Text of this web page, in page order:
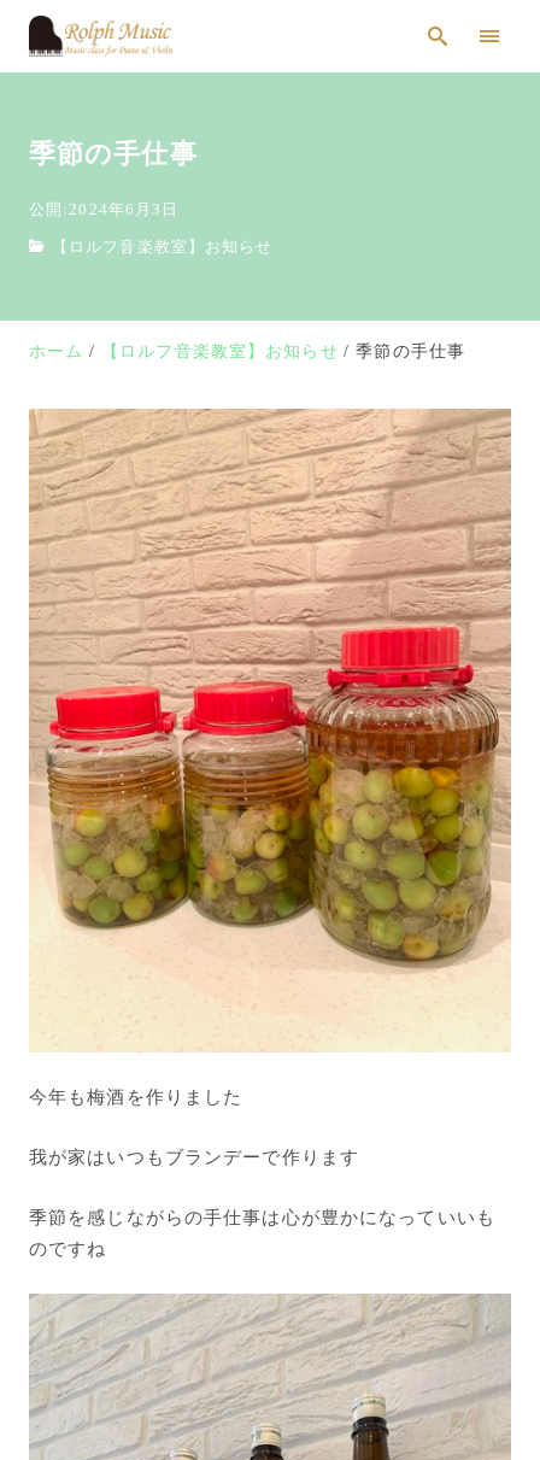
季節の手仕事
公開:2024年6月3日
【ロルフ音楽教室】お知らせ
ホーム 【ロルフ音楽教室】お知らせ 季節の手仕事
今年も梅酒を作りました
我が家はいつもブランデーで作ります
季節を感じながらの手仕事は心が豊かになっていいも
のですね